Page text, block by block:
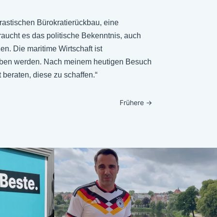
Bürokratierückbau, eine
es das politische Bekenntnis, auch
Die maritime Wirtschaft ist
werden. Nach meinem heutigen Besuch
diese zu schaffen.“
Frühere→